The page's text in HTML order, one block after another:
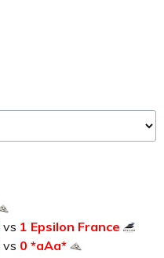
vs 1 Epsilon France
vs 0 *aAa*